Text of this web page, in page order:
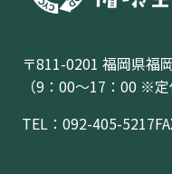
〒811-0201 福岡県福
（9：00〜17：00 ※定
TEL： 092-405-5217